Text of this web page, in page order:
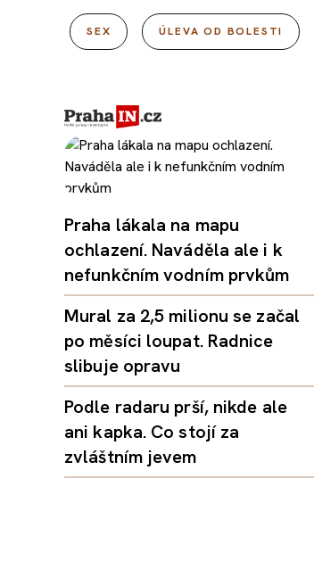
SEX ÚLEVA OD BOLESTI
Praha lákala na mapu
ochlazení. Naváděla ale i k
nefunkčním vodním prvkům
Mural za 2,5 milionu se začal
po měsíci loupat. Radnice
slibuje opravu
Podle radaru prší, nikde ale
ani kapka. Co stojí za
zvláštním jevem